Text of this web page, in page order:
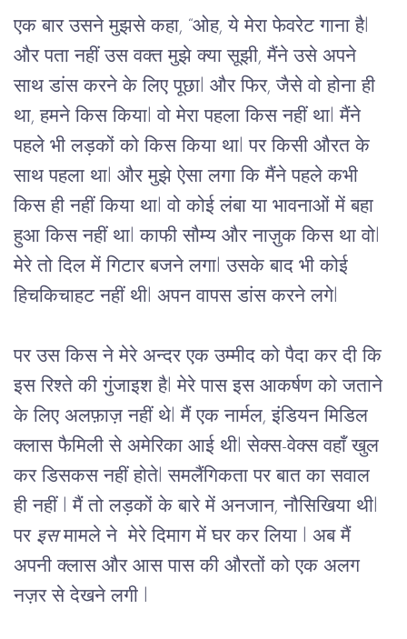
एक बार उसने मुझसे कहा, “ओह, ये मेरा फेवरेट गाना हैl
और पता नहीं उस वक्त मुझे क्या सूझी, मैंने उसे अपने
साथ डांस करने के लिए पूछाl और फिर, जैसे वो होना ही
था, हमने किस कियाl वो मेरा पहला किस नहीं थाl मैंने
पहले भी लड़कों को किस किया थाl पर किसी औरत के
साथ पहला थाl और मुझे ऐसा लगा कि मैंने पहले कभी
किस ही नहीं किया थाl वो कोई लंबा या भावनाओं में बहा
हुआ किस नहीं थाl काफी सौम्य और नाज़ुक किस था वोl
मेरे तो दिल में गिटार बजने लगाl उसके बाद भी कोई
हिचकिचाहट नहीं थीl अपन वापस डांस करने लगेl
पर उस किस ने मेरे अन्दर एक उम्मीद को पैदा कर दी कि
इस रिश्ते की गुंजाइश हैl मेरे पास इस आकर्षण को जताने
के लिए अलफ़ाज़ नहीं थेl मैं एक नार्मल, इंडियन मिडिल
क्लास फैमिली से अमेरिका आई थीl सेक्स-वेक्स वहाँ खुल
कर डिसकस नहीं होतेl समलैंगिकता पर बात का सवाल
ही नहीं l मैं तो लड़कों के बारे में अनजान, नौसिखिया थीl
पर इस मामले ने मेरे दिमाग में घर कर लिया l अब मैं
अपनी क्लास और आस पास की औरतों को एक अलग
नज़र से देखने लगी l